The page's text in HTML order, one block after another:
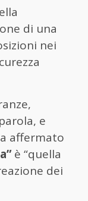
di una
nei
e
affermato
è “quella
dei